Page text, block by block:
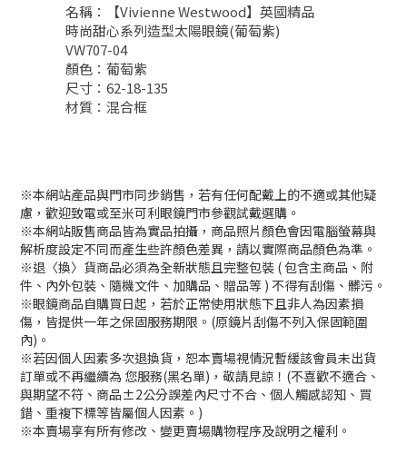
名稱：【Vivienne Westwood】英國精品
時尚甜心系列造型太陽眼鏡(葡萄紫)
VW707-04
顏色：葡萄紫
尺寸：62-18-135
材質：混合框
※本網站產品與門市同步銷售，若有任何配戴上的不適或其他疑
慮，歡迎致電或至米可利眼鏡門市參觀試戴選購。
※本網站販售商品皆為實品拍攝，商品照片顏色會因電腦螢幕與
解析度設定不同而產生些許顏色差異，請以實際商品顏色為準。
※退〈換〉貨商品必須為全新狀態且完整包裝 ( 包含主商品、附
件、內外包裝、隨機文件、加購品、贈品等 ) 不得有刮傷、髒污。
※眼鏡商品自購買日起，若於正常使用狀態下且非人為因素損
傷，皆提供一年之保固服務期限。(原鏡片刮傷不列入保固範圍
內)。
※若因個人因素多次退換貨，恕本賣場視情況暫緩該會員未出貨
訂單或不再繼續為 您服務(黑名單)，敬請見諒！(不喜歡不適合、
與期望不符、商品±2公分誤差內尺寸不合、個人觸感認知、買
錯、重複下標等皆屬個人因素。)
※本賣場享有所有修改、變更賣場購物程序及說明之權利。